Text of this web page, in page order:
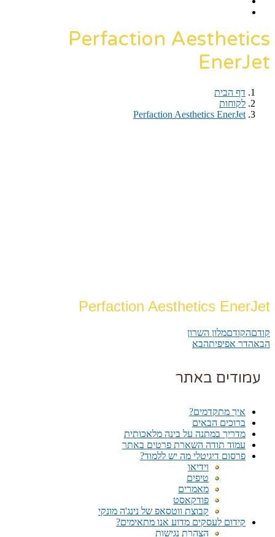
Perfaction Aesthetics
EnerJet
דף הבית
לקוחות
Perfaction Aesthetics EnerJet
Perfaction Aesthetics EnerJet
קודםהקודםמלון השרון
הבאהדר אפיפיתהבא
עמודים באתר
איך מתקדמים?
ברוכים הבאים
מדריך במתנה על בינה מלאכותית
עמוד תודה השארת פרטים באתר
פרסום דיגיטלי מה יש ללמוד?
וידיאו
טיפים
מאמרים
פודקאסט
קבוצת ווטסאפ של נינג'ה מונקי​
קידום לעסקים מדוע אנו מתאימים?
הצהרת נגישות